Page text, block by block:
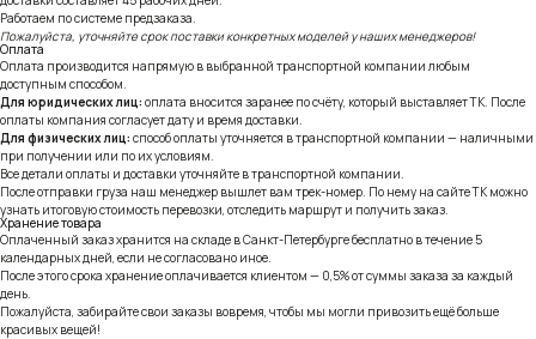
Работаем по системе предзаказа.
Пожалуйста, уточняйте срок поставки конкретных моделей у наших менеджеров!
Оплата
Оплата производится напрямую в выбранной транспортной компании любым
доступным способом.
Для юридических лиц: оплата вносится заранее по счёту, который выставляет ТК. После
оплаты компания согласует дату и время доставки.
Для физических лиц: способ оплаты уточняется в транспортной компании — наличными
при получении или по их условиям.
Все детали оплаты и доставки уточняйте в транспортной компании.
После отправки груза наш менеджер вышлет вам трек-номер. По нему на сайте ТК можно
узнать итоговую стоимость перевозки, отследить маршрут и получить заказ.
Хранение товара
Оплаченный заказ хранится на складе в Санкт-Петербурге бесплатно в течение 5
календарных дней, если не согласовано иное.
После этого срока хранение оплачивается клиентом — 0,5% от суммы заказа за каждый
день.
Пожалуйста, забирайте свои заказы вовремя, чтобы мы могли привозить ещё больше
красивых вещей!